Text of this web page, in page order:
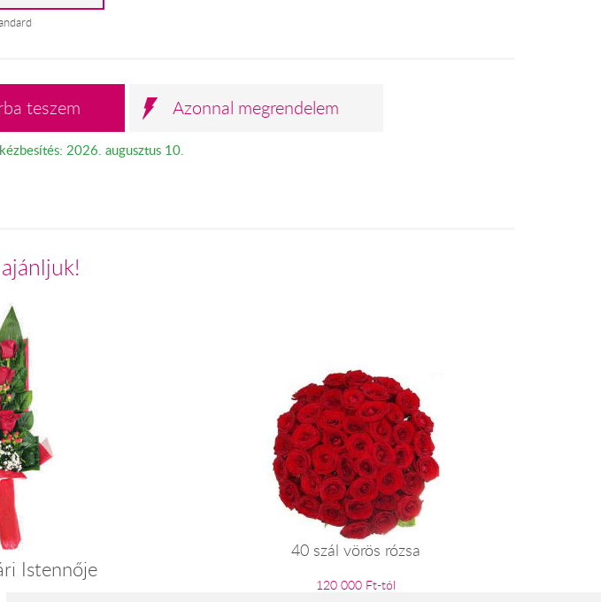
teszem Azonnal megrendelem
2026. augusztus 10.
Istennője
40 szál vörös rózsa
120 000 Ft-tól